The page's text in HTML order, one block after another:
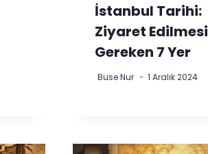
İstanbul Tarihi:
Ziyaret Edilmesi
Gereken 7 Yer
Buse Nur 1 Aralık 2024